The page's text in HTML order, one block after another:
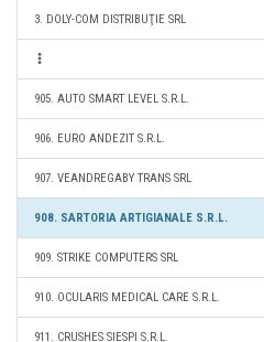
3. DOLY-COM DISTRIBUŢIE SRL
905. AUTO SMART LEVEL S.R.L.
906. EURO ANDEZIT S.R.L.
907. VEANDREGABY TRANS SRL
908. SARTORIA ARTIGIANALE S.R.L.
909. STRIKE COMPUTERS SRL
910. OCULARIS MEDICAL CARE S.R.L.
911. CRUSHES SIESPI S.R.L.